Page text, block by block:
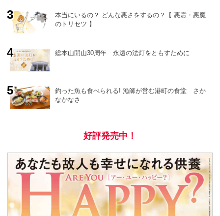
本当にいるの？ どんな悪さをするの？【 悪霊・悪魔
のトリセツ 】
総本山開山30周年 永遠の法灯をともすために
釣った魚も食べられる! 漁師が営む港町の食堂 さか
なかなさ
好評発売中！